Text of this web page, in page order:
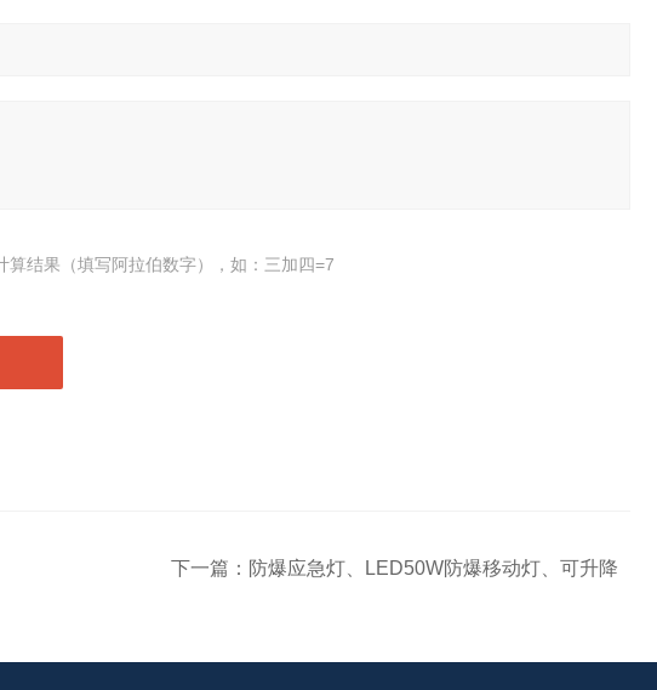
算结果（填写阿拉伯数字），如：三加四=7
下一篇： 防爆应急灯、LED50W防爆移动灯、可升降